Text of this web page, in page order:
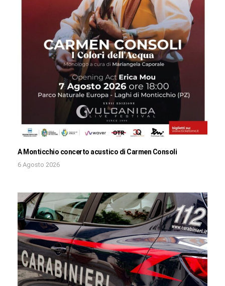
A Monticchio concerto acustico di Carmen Consoli
6 Agosto 2026